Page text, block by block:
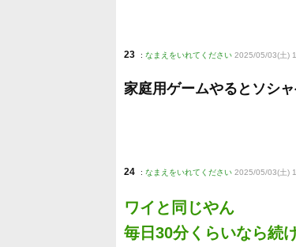
23 : なまえをいれてください 2025/05/03(土)
家庭用ゲームやるとソシ
24 : なまえをいれてください 2025/05/03(土)
ワイと同じやん
毎日30分くらいなら続